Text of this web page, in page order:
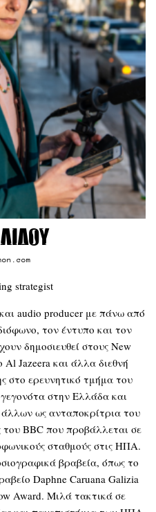
strategist
audio producer με πάνω από
τον έντυπο και τον
δημοσιευθεί στους New
Jazeera και άλλα διεθνή
στο ερευνητικό τμήμα του
στην Ελλάδα και
ως ανταποκρίτρια του
BBC που προβάλλεται σε
σταθμούς στις ΗΠΑ.
βραβεία, όπως το
Daphne Caruana Galizia
Award. Μιλά τακτικά σε